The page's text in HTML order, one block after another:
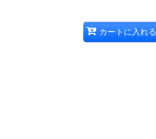
カートに入れる